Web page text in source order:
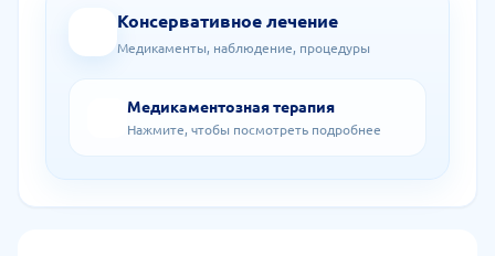
Консервативное лечение
Медикаменты, наблюдение, процедуры
Медикаментозная терапия
Нажмите, чтобы посмотреть подробнее